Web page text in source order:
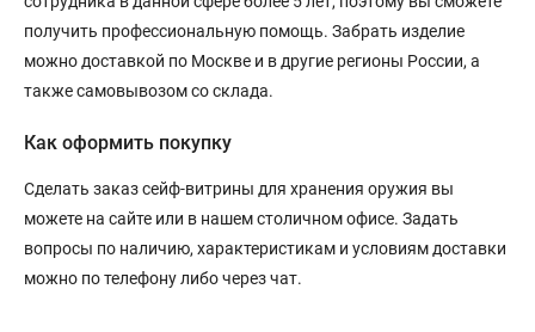
получить профессиональную помощь. Забрать изделие
можно доставкой по Москве и в другие регионы России, а
также самовывозом со склада.
Как оформить покупку
Сделать заказ сейф-витрины для хранения оружия вы
можете на сайте или в нашем столичном офисе. Задать
вопросы по наличию, характеристикам и условиям доставки
можно по телефону либо через чат.